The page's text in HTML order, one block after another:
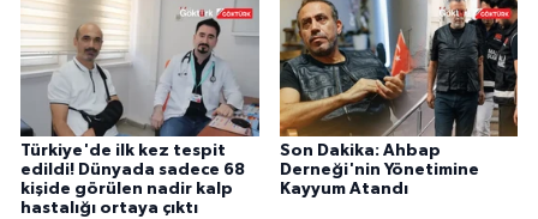
Türkiye'de ilk kez tespit
edildi! Dünyada sadece 68
kişide görülen nadir kalp
hastalığı ortaya çıktı
Son Dakika: Ahbap
Derneği'nin Yönetimine
Kayyum Atandı